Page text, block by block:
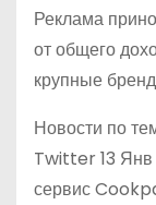
Реклама
от общего
крупные
Новости по
Twitter 13 Янв
сервис